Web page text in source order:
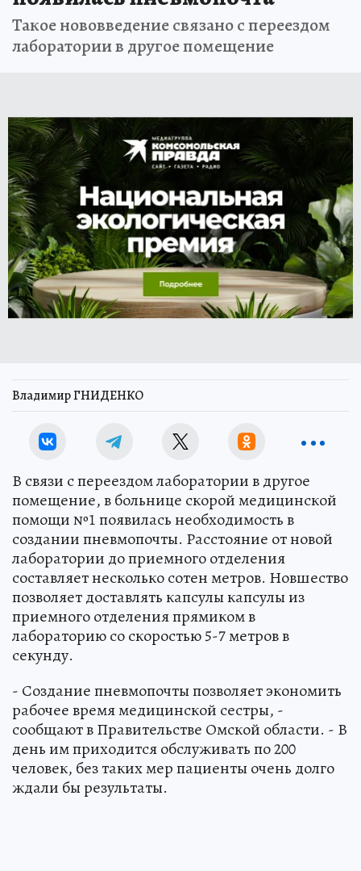
Такое нововведение связано с переездом
лаборатории в другое помещение
Владимир ГНИДЕНКО
В связи с переездом лаборатории в другое
помещение, в больнице скорой медицинской
помощи №1 появилась необходимость в
создании пневмопочты. Расстояние от новой
лаборатории до приемного отделения
составляет несколько сотен метров. Новшество
позволяет доставлять капсулы капсулы из
приемного отделения прямиком в
лабораторию со скоростью 5-7 метров в
секунду.
- Создание пневмопочты позволяет экономить
рабочее время медицинской сестры, -
сообщают в Правительстве Омской области. - В
день им приходится обслуживать по 200
человек, без таких мер пациенты очень долго
ждали бы результаты.